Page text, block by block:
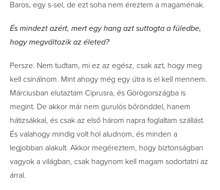
Baros, egy s-sel, de ezt soha nem éreztem a magaménak.
És mindezt azért, mert egy hang azt suttogta a füledbe,
hogy megváltozik az életed?
Persze. Nem tudtam, mi ez az egész, csak azt, hogy meg
kell csinálnom. Mint ahogy még egy útra is el kell mennem.
Márciusban elutaztam Ciprusra, és Görögországba is
megint. De akkor már nem gurulós bőrönddel, hanem
hátizsákkal, és csak az első három napra foglaltam szállást.
És valahogy mindig volt hol aludnom, és minden a
legjobban alakult. Akkor megéreztem, hogy biztonságban
vagyok a világban, csak hagynom kell magam sodortatni az
árral.